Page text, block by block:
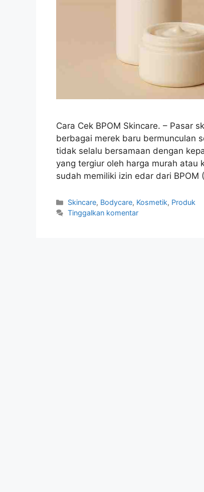
Cara Cek BPOM Skincare. – Pasar
berbagai merek baru bermunculan
tidak selalu bersamaan dengan
yang tergiur oleh harga murah atau
sudah memiliki izin edar dari
Kategori
Skincare, Bodycare, Kosmetik, Produk
Tinggalkan komentar